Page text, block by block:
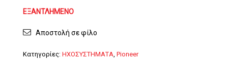
ΕΞΑΝΤΛΗΜΈΝΟ
Αποστολή σε φίλο
Κατηγορίες: ΗΧΟΣΥΣΤΗΜΑΤΑ, Pioneer